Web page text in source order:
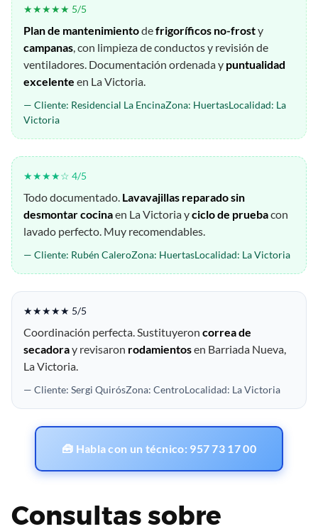
★★★★★ 5/5
Plan de mantenimientodefrigoríficos no-frosty
campanas, con limpieza de conductos y revisión de
ventiladores. Documentación ordenada y puntualidad
excelente en La Victoria.
— Cliente: Residencial La EncinaZona: HuertasLocalidad: La
Victoria
★★★★☆ 4/5
Todo documentado. Lavavajillas reparado sin
desmontar cocinaen La Victoria yciclo de pruebacon
lavado perfecto. Muy recomendables.
— Cliente: Rubén CaleroZona: HuertasLocalidad: La Victoria
★★★★★ 5/5
Coordinación perfecta. Sustituyeron correa de
secadoray revisaron rodamientosen Barriada Nueva,
La Victoria.
— Cliente: Sergi QuirósZona: CentroLocalidad: La Victoria
🧰 Habla con un técnico: 957 73 17 00
Consultas sobre